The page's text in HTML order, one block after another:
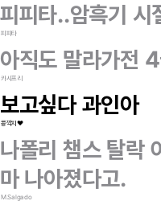
피피타..암흑기 시
피피타
아직도 말라가전
카시프리
보고싶다 과인아
콩깍지♥
나폴리 챔스 탈락
마 나아졌다고.
M.Salgado